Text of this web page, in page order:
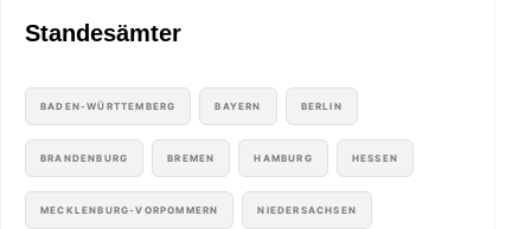
Standesämter
BADEN-WÜRTTEMBERG BAYERN BERLIN
BRANDENBURG BREMEN HAMBURG HESSEN
MECKLENBURG-VORPOMMERN NIEDERSACHSEN